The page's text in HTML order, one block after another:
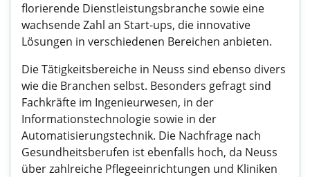
florierende Dienstleistungsbranche sowie eine
wachsende Zahl an Start-ups, die innovative
Lösungen in verschiedenen Bereichen anbieten.
Die Tätigkeitsbereiche in Neuss sind ebenso divers
wie die Branchen selbst. Besonders gefragt sind
Fachkräfte im Ingenieurwesen, in der
Informationstechnologie sowie in der
Automatisierungstechnik. Die Nachfrage nach
Gesundheitsberufen ist ebenfalls hoch, da Neuss
über zahlreiche Pflegeeinrichtungen und Kliniken